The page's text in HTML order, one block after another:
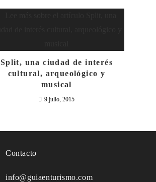
Split, una ciudad de interés
cultural, arqueológico y
musical
9 julio, 2015
Contacto
info@guiaenturismo.com